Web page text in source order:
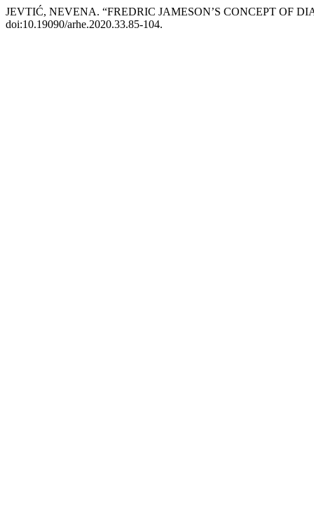
JEVTIĆ, NEVENA. “FREDRIC JAMESON’S CONCEPT OF
doi:10.19090/arhe.2020.33.85-104.